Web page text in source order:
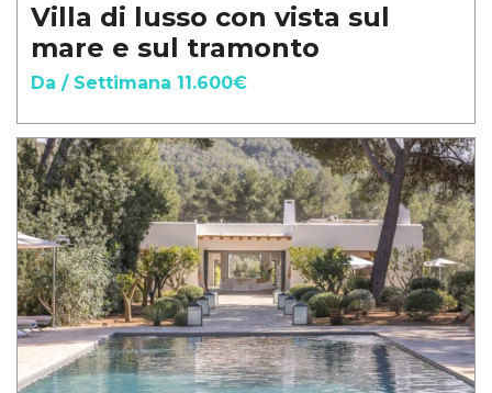
Villa di lusso con vista sul
mare e sul tramonto
Da / Settimana 11.600€